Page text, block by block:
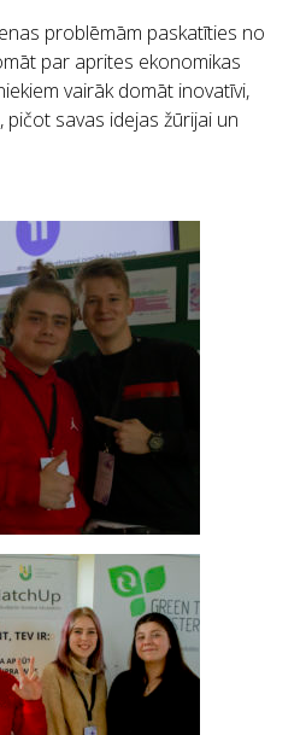
problēmām paskatīties no
par aprites ekonomikas
vairāk domāt inovatīvi,
savas idejas žūrijai un